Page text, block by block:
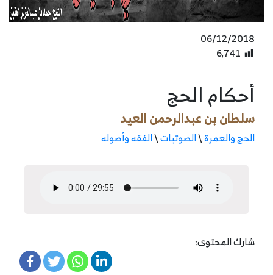
06/12/2018
6٬741
أحكام الحج
سلطان بن عبدالرحمن العيد
الحج والعمرة\الصوتيات\الفقه وأصوله
شارك المحتوى: